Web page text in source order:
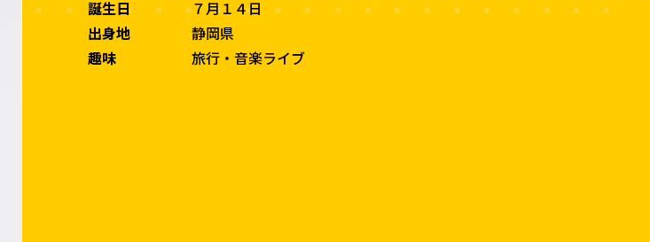
誕生日
７月１４日
出身地
静岡県
趣味
旅行・音楽ライブ